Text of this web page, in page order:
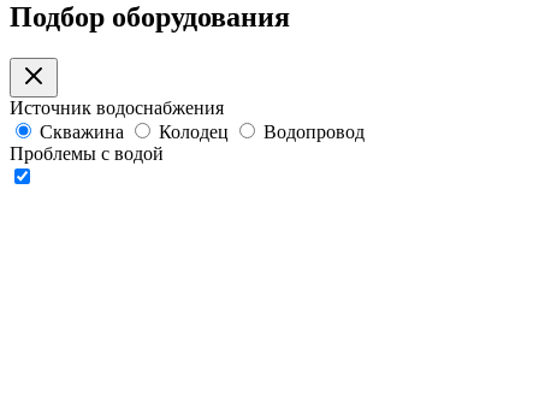
Подбор оборудования
Источник водоснабжения
Скважина
Колодец
Водопровод
Проблемы с водой